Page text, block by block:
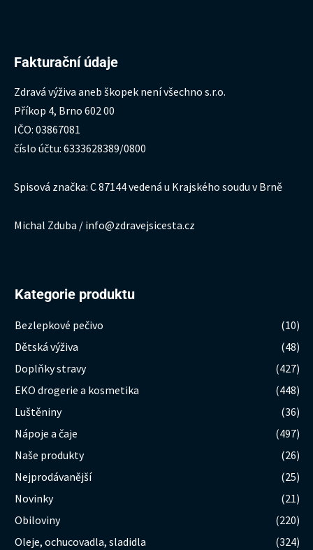
Fakturační údaje
Zdravá výživa aneb škopek není všechno s.r.o.
Příkop 4, Brno 602 00
IČO: 03867081
číslo účtu: 6333628389/0800
Spisová značka: C 87144 vedená u Krajského soudu v Brně
Michal Zduba / info@zdravejsicesta.cz
Kategorie produktu
Bezlepkové pečivo
(10)
Dětská výživa
(48)
Doplňky stravy
(427)
EKO drogerie a kosmetika
(448)
Luštěniny
(36)
Nápoje a čaje
(497)
Naše produkty
(26)
Nejprodávanější
(25)
Novinky
(21)
Obiloviny
(220)
Oleje, ochucovadla, sladidla
(324)